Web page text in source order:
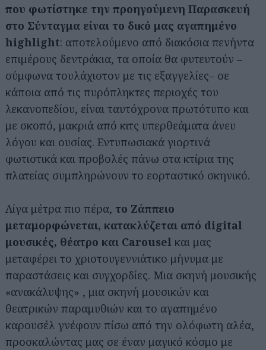
που φωτίστηκε την προηγούμενη Παρασκευή
στο Σύνταγμα είναι το δικό μας αγαπημένο
highlight: αποτελούμενο από διακόσια πενήντα
επιμέρους δεντράκια, τα οποία θα φυτευτούν –
σύμφωνα τουλάχιστον με τις εξαγγελίες– σε
κάποια από τις πυρόπληκτες περιοχές του
λεκανοπεδίου, είναι ταυτόχρονα πρωτότυπο και
με σκοπό, μακριά από κιτς υπερθεάματα άνευ
λόγου και ουσίας. Εντυπωσιακά γιορτινά
φωτιστικά και προβολές πάνω στα κτίρια της
πλατείας συμπληρώνουν το εορταστικό σκηνικό.
Λίγα μέτρα πιο πέρα, το Ζάππειο
μεταμορφώνεται, κατακλύζεται από digital
μουσικές, θέατρο και Carousel και μας
μεταφέρει το χριστουγεννιάτικο μήνυμα με
παραστάσεις και συγχορδίες. Μια σκηνή μουσικής
«ανακάλυψης» , μια σκηνή μουσικών και
θεατρικών παραμυθιών και το αγαπημένο
καρουσέλ γνέφουν πίσω από την ολόφωτη αλέα,
προσκαλώντας μας σε έναν μαγικό κόσμο με